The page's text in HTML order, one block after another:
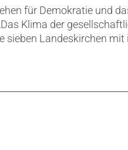
für Demokratie und
Klima der
sieben Landeskirchen